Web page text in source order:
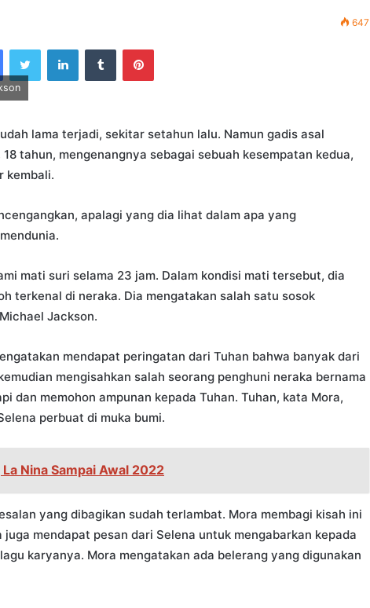
647
FacebookTwitterLinkedInTumblrPinterest
lama terjadi, sekitar setahun lalu. Namun gadis asal
tahun, mengenangnya sebagai sebuah kesempatan kedua,
kembali.
apalagi yang dia lihat dalam apa yang
mati suri selama 23 jam. Dalam kondisi mati tersebut, dia
terkenal di neraka. Dia mengatakan salah satu sosok
Jackson.
mendapat peringatan dari Tuhan bahwa banyak dari
mengisahkan salah seorang penghuni neraka bernama
dan memohon ampunan kepada Tuhan. Tuhan, kata Mora,
perbuat di muka bumi.
Nina Sampai Awal 2022
yang dibagikan sudah terlambat. Mora membagi kisah ini
mendapat pesan dari Selena untuk mengabarkan kepada
karyanya. Mora mengatakan ada belerang yang digunakan